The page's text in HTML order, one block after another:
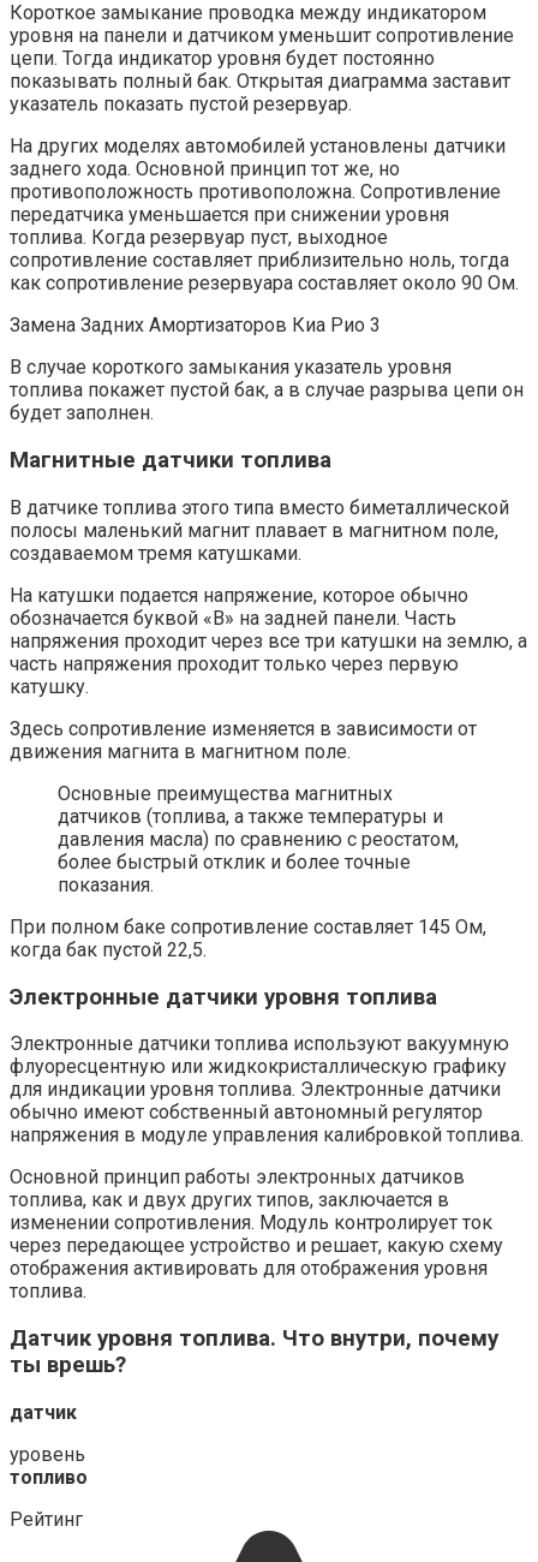
Короткое замыкание проводка между индикатором
уровня на панели и датчиком уменьшит сопротивление
цепи. Тогда индикатор уровня будет постоянно
показывать полный бак. Открытая диаграмма заставит
указатель показать пустой резервуар.
На других моделях автомобилей установлены датчики
заднего хода. Основной принцип тот же, но
противоположность противоположна. Сопротивление
передатчика уменьшается при снижении уровня
топлива. Когда резервуар пуст, выходное
сопротивление составляет приблизительно ноль, тогда
как сопротивление резервуара составляет около 90 Ом.
Замена Задних Амортизаторов Киа Рио 3
В случае короткого замыкания указатель уровня
топлива покажет пустой бак, а в случае разрыва цепи он
будет заполнен.
Магнитные датчики топлива
В датчике топлива этого типа вместо биметаллической
полосы маленький магнит плавает в магнитном поле,
создаваемом тремя катушками.
На катушки подается напряжение, которое обычно
обозначается буквой «B» на задней панели. Часть
напряжения проходит через все три катушки на землю, а
часть напряжения проходит только через первую
катушку.
Здесь сопротивление изменяется в зависимости от
движения магнита в магнитном поле.
Основные преимущества магнитных
датчиков (топлива, а также температуры и
давления масла) по сравнению с реостатом,
более быстрый отклик и более точные
показания.
При полном баке сопротивление составляет 145 Ом,
когда бак пустой 22,5.
Электронные датчики уровня топлива
Электронные датчики топлива используют вакуумную
флуоресцентную или жидкокристаллическую графику
для индикации уровня топлива. Электронные датчики
обычно имеют собственный автономный регулятор
напряжения в модуле управления калибровкой топлива.
Основной принцип работы электронных датчиков
топлива, как и двух других типов, заключается в
изменении сопротивления. Модуль контролирует ток
через передающее устройство и решает, какую схему
отображения активировать для отображения уровня
топлива.
Датчик уровня топлива. Что внутри, почему
ты врешь?
датчик
уровень
топливо
Рейтинг